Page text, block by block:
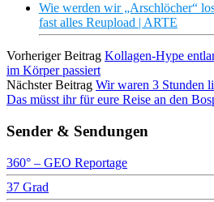
Wie werden wir „Arschlöcher“
fast alles Reupload | ARTE
Vorheriger Beitrag Kollagen-Hype
im Körper passiert
Nächster Beitrag Wir waren 3 Stunden
Das müsst ihr für eure Reise an den
Sender & Sendungen
360° – GEO Reportage
37 Grad